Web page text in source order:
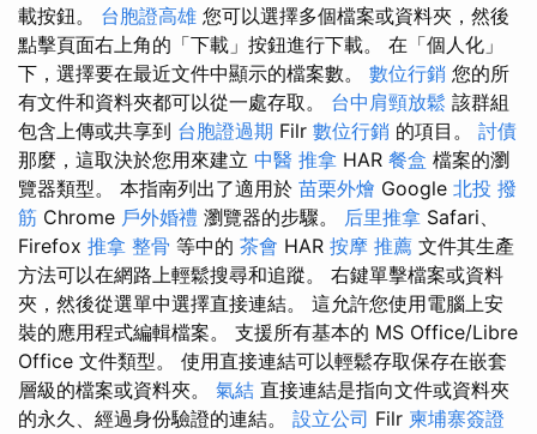
載按鈕。 台胞證高雄 您可以選擇多個檔案或資料夾，然後
點擊頁面右上角的「下載」按鈕進行下載。 在「個人化」
下，選擇要在最近文件中顯示的檔案數。 數位行銷 您的所
有文件和資料夾都可以從一處存取。 台中肩頸放鬆 該群組
包含上傳或共享到 台胞證過期 Filr 數位行銷 的項目。 討債
那麼，這取決於您用來建立 中醫 推拿 HAR 餐盒 檔案的瀏
覽器類型。 本指南列出了適用於 苗栗外燴 Google 北投 撥
筋 Chrome 戶外婚禮 瀏覽器的步驟。 后里推拿 Safari、
Firefox 推拿 整骨 等中的 茶會 HAR 按摩 推薦 文件其生產
方法可以在網路上輕鬆搜尋和追蹤。 右鍵單擊檔案或資料
夾，然後從選單中選擇直接連結。 這允許您使用電腦上安
裝的應用程式編輯檔案。 支援所有基本的 MS Office/Libre
Office 文件類型。 使用直接連結可以輕鬆存取保存在嵌套
層級的檔案或資料夾。 氣結 直接連結是指向文件或資料夾
的永久、經過身份驗證的連結。 設立公司 Filr 柬埔寨簽證